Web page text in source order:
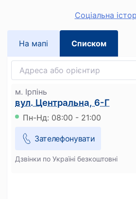
Cоціальна
На мапi Списком
м. Ірпінь
вул. Центральна, 6-Г
Пн-Нд: 08:00 - 21:00
Зателефонувати
Дзвінки по Україні безкоштовні